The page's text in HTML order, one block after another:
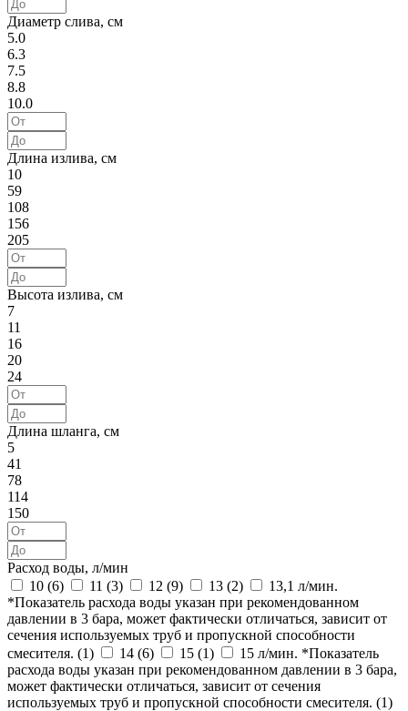
Диаметр слива, см
5.0
6.3
7.5
8.8
10.0
Длина излива, см
10
59
108
156
205
Высота излива, см
7
11
16
20
24
Длина шланга, см
5
41
78
114
150
Расход воды, л/мин
10 (6) 11 (3) 12 (9) 13 (2)
13,1 л/мин.
*Показатель расхода воды указан при рекомендованном
давлении в 3 бара, может фактически отличаться, зависит от
сечения используемых труб и пропускной способности
смесителя. (1) 14 (6) 15 (1)
15 л/мин. *Показатель
расхода воды указан при рекомендованном давлении в 3 бара,
может фактически отличаться, зависит от сечения
используемых труб и пропускной способности смесителя. (1)